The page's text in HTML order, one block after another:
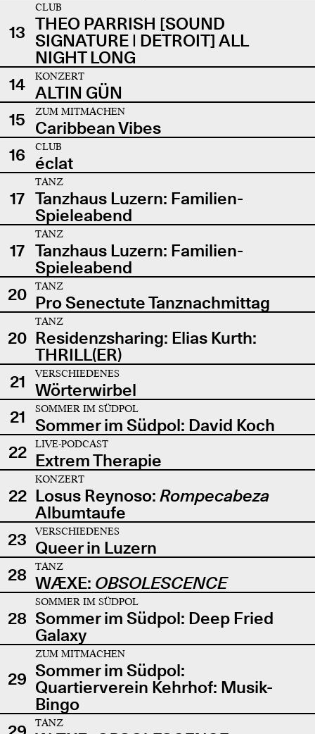
13
CLUB
THEO PARRISH [SOUND
SIGNATURE | DETROIT] ALL
NIGHT LONG
14
KONZERT
ALTIN GÜN
15
ZUM MITMACHEN
Caribbean Vibes
16
CLUB
éclat
17
TANZ
Tanzhaus Luzern: Familien-
Spieleabend
17
TANZ
Tanzhaus Luzern: Familien-
Spieleabend
20
TANZ
Pro Senectute Tanznachmittag
20
TANZ
Residenzsharing: Elias Kurth:
THRILL(ER)
21
VERSCHIEDENES
Wörterwirbel
21
SOMMER IM SÜDPOL
Sommer im Südpol: David Koch
22
LIVE-PODCAST
Extrem Therapie
22
KONZERT
Losus Reynoso: Rompecabeza
Albumtaufe
23
VERSCHIEDENES
Queer in Luzern
28
TANZ
WÆXE: OBSOLESCENCE
28
SOMMER IM SÜDPOL
Sommer im Südpol: Deep Fried
Galaxy
29
ZUM MITMACHEN
Sommer im Südpol:
Quartierverein Kehrhof: Musik-
Bingo
TANZ